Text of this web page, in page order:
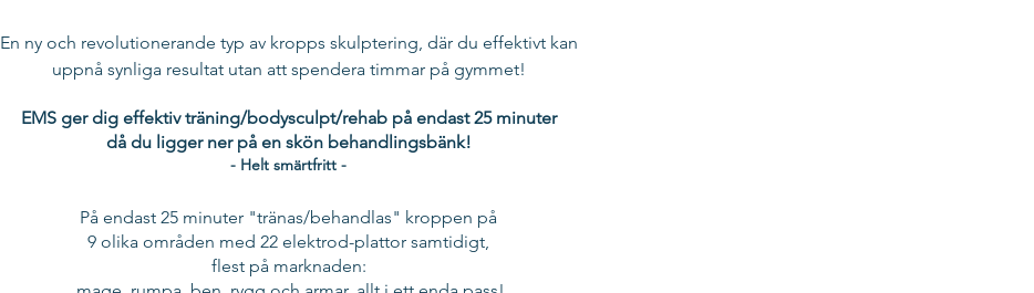
En ny och revolutionerande typ av kropps skulptering, där du effektivt kan
uppnå synliga resultat utan att spendera timmar på gymmet!
EMS ger dig effektiv träning/bodysculpt/rehab på endast25 minuter
då du ligger ner på en skön behandlingsbänk!
- Helt smärtfritt -
På endast 25 minuter "tränas/behandlas" kroppen på
9 olika områden med 22 elektrod-plattor samtidigt,
flest på marknaden: